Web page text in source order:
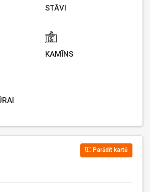
STĀVI
KAMĪNS
Parādīt kartē